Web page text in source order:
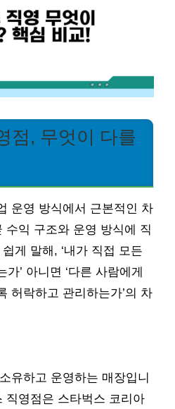
점, 무엇이 다를
운영 방식에서 근본적인 차
수익 구조와 운영 방식에 직
게 말해, ‘내가 직접 모든
’ 아니면 ‘다른 사람에게
허락하고 관리하는가’의 차
유하고 운영하는 매장입니
직영점은 스타벅스 코리아